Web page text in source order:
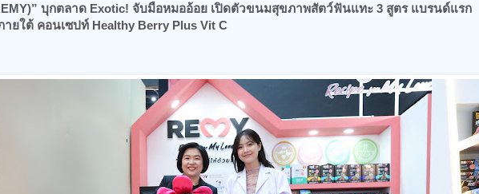
บุกตลาด Exotic! จับมือหมออ้อย เปิดตัวขนมสุขภาพสัตว์ฟันแทะ 3 สูตร​ แบรนด์แรก
ายใต้ คอนเซปท์ Healthy Berry Plus Vit C